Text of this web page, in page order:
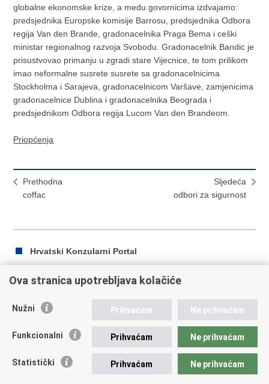
globalne ekonomske krize, a medu govornicima izdvajamo:
predsjednika Europske komisije Barrosu, predsjednika Odbora
regija Van den Brande, gradonacelnika Praga Bema i ceški
ministar regionalnog razvoja Svobodu. Gradonacelnik Bandic je
prisustvovao primanju u zgradi stare Vijecnice, te tom prilikom
imao neformalne susrete susrete sa gradonacelnicima
Stockholma i Sarajeva, gradonacelnicom Varšave, zamjenicima
gradonacelnice Dublina i gradonacelnika Beograda i
predsjednikom Odbora regija Lucom Van den Brandeom.
Priopćenja
Prethodna
coffac
Sljedeća
odbori za sigurnost
Hrvatski Konzularni Portal
Ispiši
Podijeli
Facebooku
Twitteru
Republika Hrvatska
Trg N.Š. Zrinskog 7-8, 10000 Zagreb
Ova stranica upotrebljava kolačiće
Nužni Prihvaćam Ne prihvaćam
Funkcionalni Prihvaćam Ne prihvaćam
Statistički Prihvaćam Ne prihvaćam